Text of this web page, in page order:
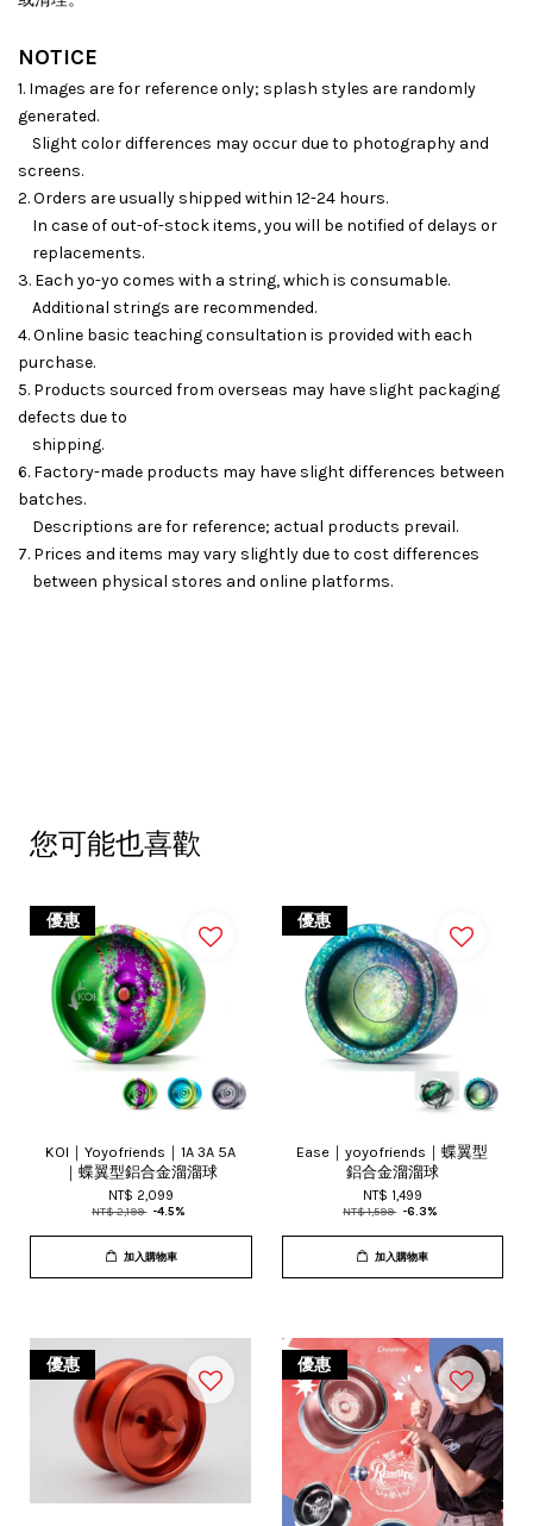
NOTICE
1. Images are for reference only; splash styles are randomly
generated.
Slight color differences may occur due to photography and
screens.
2. Orders are usually shipped within 12-24 hours.
In case of out-of-stock items, you will be notified of delays or
replacements.
3. Each yo-yo comes with a string, which is consumable.
Additional strings are recommended.
4. Online basic teaching consultation is provided with each
purchase.
5. Products sourced from overseas may have slight packaging
defects due to
shipping.
6. Factory-made products may have slight differences between
batches.
Descriptions are for reference; actual products prevail.
7. Prices and items may vary slightly due to cost differences
between physical stores and online platforms.
您可能也喜歡
優惠
KOI｜Yoyofriends｜1A 3A 5A
｜蝶翼型鋁合金溜溜球
NT$ 2,099
NT$ 2,199 -4.5%
加入購物車
優惠
Ease｜yoyofriends｜蝶翼型
鋁合金溜溜球
NT$ 1,499
NT$ 1,599 -6.3%
加入購物車
優惠 優惠